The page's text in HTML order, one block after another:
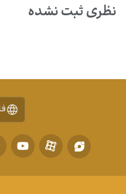
نظری ثبت نشده